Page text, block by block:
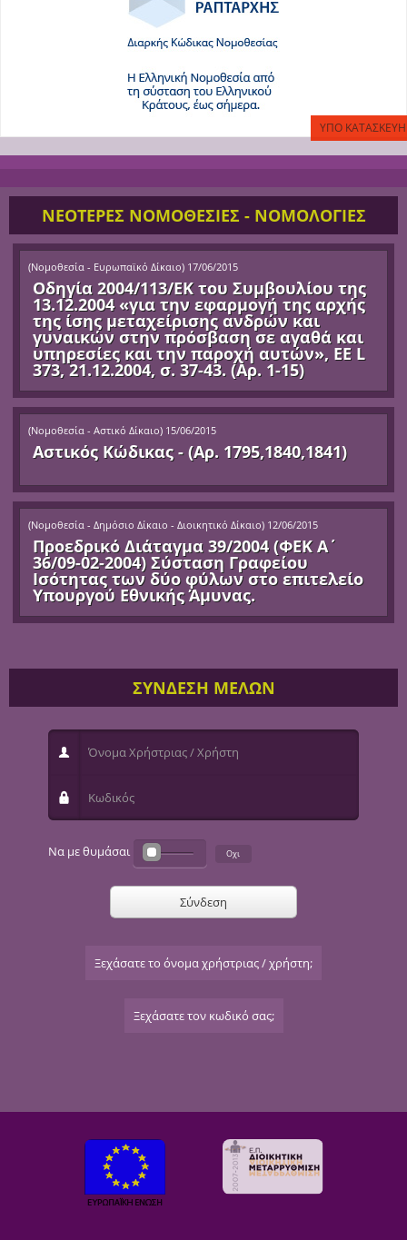
ΝΕΟΤΕΡΕΣ ΝΟΜΟΘΕΣΙΕΣ - ΝΟΜΟΛΟΓΙΕΣ
(Νομοθεσία - Ευρωπαϊκό Δίκαιο) 17/06/2015
Οδηγία 2004/113/ΕΚ του Συμβουλίου της
13.12.2004 «για την εφαρμογή της αρχής
της ίσης μεταχείρισης ανδρών και
γυναικών στην πρόσβαση σε αγαθά και
υπηρεσίες και την παροχή αυτών», ΕΕ L
373, 21.12.2004, σ. 37-43. (Αρ. 1-15)
(Νομοθεσία - Αστικό Δίκαιο) 15/06/2015
Αστικός Κώδικας - (Αρ. 1795,1840,1841)
(Νομοθεσία - Δημόσιο Δίκαιο - Διοικητικό Δίκαιο) 12/06/2015
Προεδρικό Διάταγμα 39/2004 (ΦΕΚ Α΄
36/09-02-2004) Σύσταση Γραφείου
Ισότητας των δύο φύλων στο επιτελείο
Υπουργού Εθνικής Άμυνας.
ΣΥΝΔΕΣΗ ΜΕΛΩΝ
Όνομα Χρήστριας / Χρήστη
Κωδικός
Να με θυμάσαι
Σύνδεση
Ξεχάσατε το όνομα χρήστριας / χρήστη;
Ξεχάσατε τον κωδικό σας;